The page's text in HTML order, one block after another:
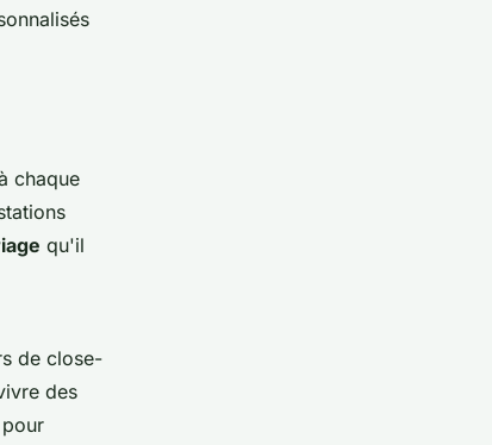
chaque
qu'il
de close-
des